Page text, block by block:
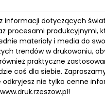
informacji dotyczących
procesami produkcyjnymi,
materiały i media do
trendów w drukowaniu,
praktyczne
coś dla siebie.
nie tylko cenne